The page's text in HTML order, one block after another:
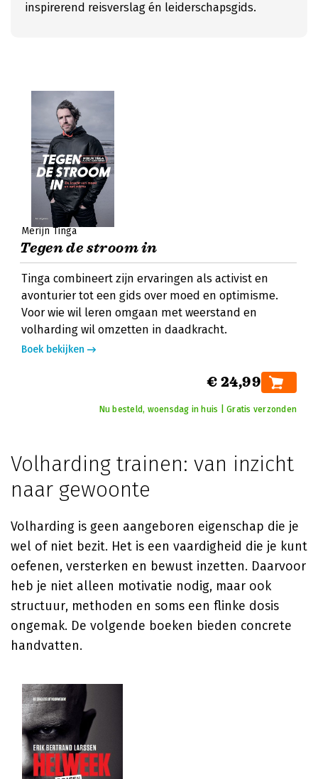
inspirerend reisverslag én leiderschapsgids.
Merijn Tinga
Tegen de stroom in
Tinga combineert zijn ervaringen als activist en
avonturier tot een gids over moed en optimisme.
Voor wie wil leren omgaan met weerstand en
volharding wil omzetten in daadkracht.
Boek bekijken
€ 24,99
Nu besteld, woensdag in huis | Gratis verzonden
Volharding trainen: van inzicht
naar gewoonte
Volharding is geen aangeboren eigenschap die je
wel of niet bezit. Het is een vaardigheid die je kunt
oefenen, versterken en bewust inzetten. Daarvoor
heb je niet alleen motivatie nodig, maar ook
structuur, methoden en soms een flinke dosis
ongemak. De volgende boeken bieden concrete
handvatten.